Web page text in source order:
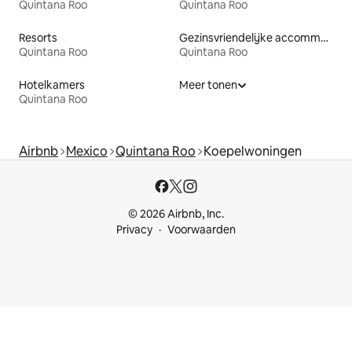
Quintana Roo
Quintana Roo
Resorts
Quintana Roo
Gezinsvriendelijke accommodaties
Quintana Roo
Hotelkamers
Quintana Roo
Meer tonen
Airbnb Mexico Quintana Roo Koepelwoningen
© 2026 Airbnb, Inc.
Privacy
Voorwaarden